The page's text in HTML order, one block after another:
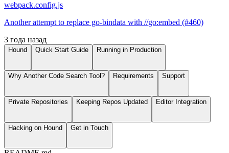
webpack.config.js
Another attempt to replace go-bindata with //go:embed (#460)
3 года назад
Hound Quick Start Guide Running in Production
Why Another Code Search Tool? Requirements Support
Private Repositories Keeping Repos Updated Editor Integration
Hacking on Hound Get in Touch